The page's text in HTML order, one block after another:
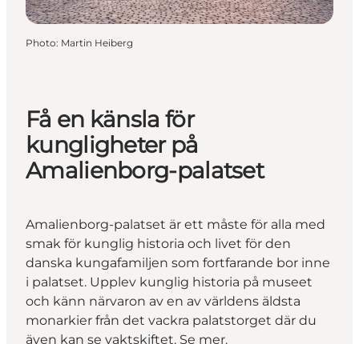
Photo: Martin Heiberg
Få en känsla för
kungligheter på
Amalienborg-palatset
Amalienborg-palatset är ett måste för alla med
smak för kunglig historia och livet för den
danska kungafamiljen som fortfarande bor inne
i palatset. Upplev kunglig historia på museet
och känn närvaron av en av världens äldsta
monarkier från det vackra palatstorget där du
även kan se vaktskiftet. Se mer.